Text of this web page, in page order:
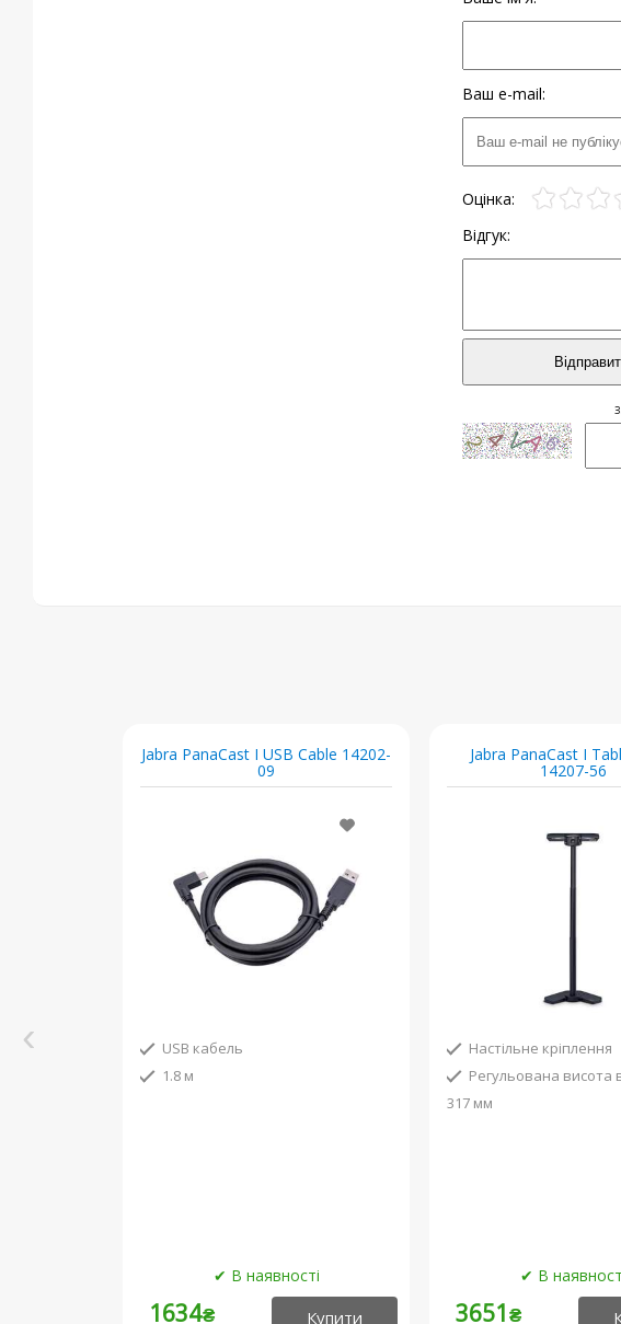
Jabra PanaCast I USB Cable 14202-
09
USB кабель
1.8 м
1634₴
Jabra PanaCast I
14207-56
Настільне кріплення
Регульована висота
317 мм
3651₴